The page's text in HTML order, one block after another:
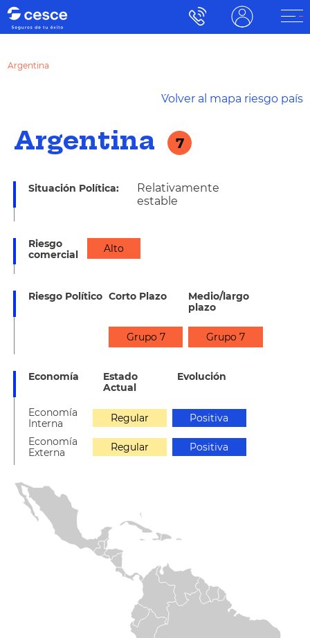
Argentina
´Volver al mapa riesgo país
Argentina 7
Situación Política:
Relativamente
estable
Riesgo
comercial
Alto
Riesgo Político Corto Plazo
Medio/largo
plazo
Grupo 7 Grupo 7
Economía
Estado
Actual
Evolución
Economía
Interna
Regular
Positiva
Economía
Externa
Regular Positiva